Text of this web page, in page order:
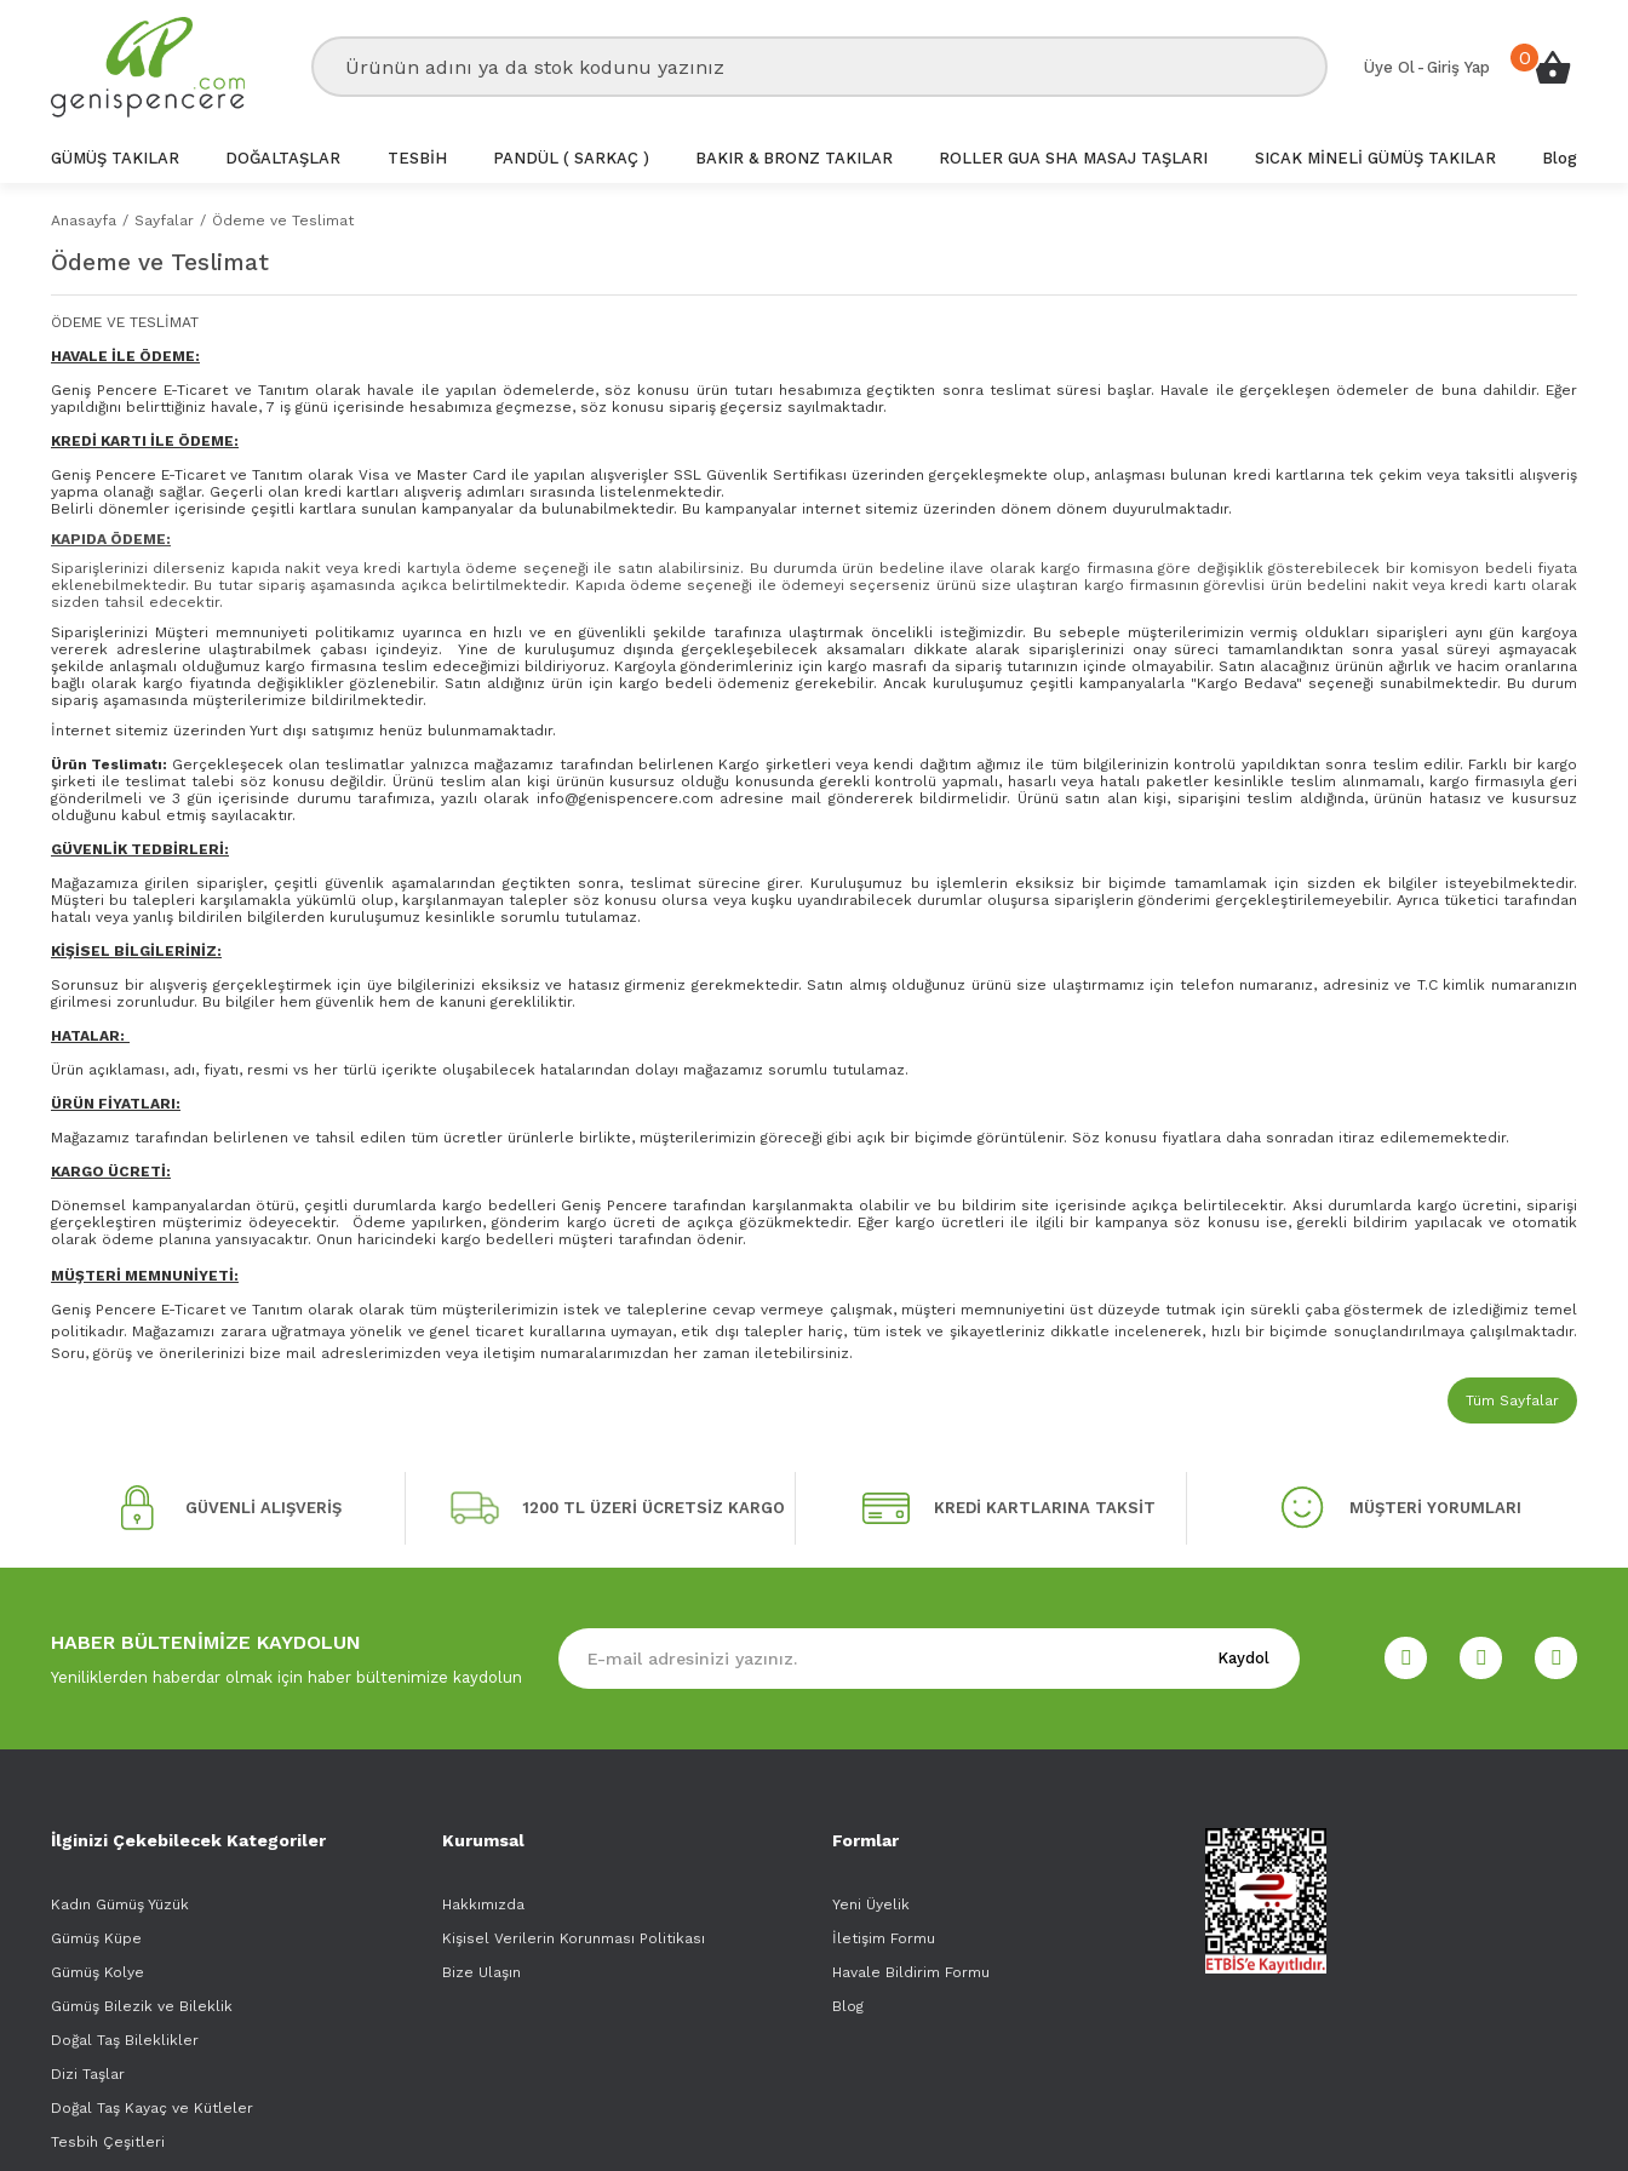
Üye Ol - Giriş Yap 0
GÜMÜŞ TAKILAR DOĞALTAŞLAR TESBİH PANDÜL ( SARKAÇ ) BAKIR & BRONZ TAKILAR ROLLER GUA SHA MASAJ TAŞLARI SICAK MİNELİ GÜMÜŞ TAKILAR Blog
Anasayfa Sayfalar Ödeme ve Teslimat
Ödeme ve Teslimat
ÖDEME VE TESLİMAT
HAVALE İLE ÖDEME:
Geniş Pencere E-Ticaret ve Tanıtım olarak havale ile yapılan ödemelerde, söz konusu ürün tutarı hesabımıza geçtikten sonra teslimat süresi başlar. Havale ile gerçekleşen ödemeler de buna dahildir. Eğer
yapıldığını belirttiğiniz havale, 7 iş günü içerisinde hesabımıza geçmezse, söz konusu sipariş geçersiz sayılmaktadır.
KREDİ KARTI İLE ÖDEME:
Geniş Pencere E-Ticaret ve Tanıtım olarak Visa ve Master Card ile yapılan alışverişler SSL Güvenlik Sertifikası üzerinden gerçekleşmekte olup, anlaşması bulunan kredi kartlarına tek çekim veya taksitli alışveriş
yapma olanağı sağlar. Geçerli olan kredi kartları alışveriş adımları sırasında listelenmektedir.
Belirli dönemler içerisinde çeşitli kartlara sunulan kampanyalar da bulunabilmektedir. Bu kampanyalar internet sitemiz üzerinden dönem dönem duyurulmaktadır.
KAPIDA ÖDEME:
Siparişlerinizi dilerseniz kapıda nakit veya kredi kartıyla ödeme seçeneği ile satın alabilirsiniz. Bu durumda ürün bedeline ilave olarak kargo firmasına göre değişiklik gösterebilecek bir komisyon bedeli fiyata
eklenebilmektedir. Bu tutar sipariş aşamasında açıkca belirtilmektedir. Kapıda ödeme seçeneği ile ödemeyi seçerseniz ürünü size ulaştıran kargo firmasının görevlisi ürün bedelini nakit veya kredi kartı olarak
sizden tahsil edecektir.
Siparişlerinizi Müşteri memnuniyeti politikamız uyarınca en hızlı ve en güvenlikli şekilde tarafınıza ulaştırmak öncelikli isteğimizdir. Bu sebeple müşterilerimizin vermiş oldukları siparişleri aynı gün kargoya
vererek adreslerine ulaştırabilmek çabası içindeyiz. Yine de kuruluşumuz dışında gerçekleşebilecek aksamaları dikkate alarak siparişlerinizi onay süreci tamamlandıktan sonra yasal süreyi aşmayacak
şekilde anlaşmalı olduğumuz kargo firmasına teslim edeceğimizi bildiriyoruz. Kargoyla gönderimleriniz için kargo masrafı da sipariş tutarınızın içinde olmayabilir. Satın alacağınız ürünün ağırlık ve hacim oranlarına
bağlı olarak kargo fiyatında değişiklikler gözlenebilir. Satın aldığınız ürün için kargo bedeli ödemeniz gerekebilir. Ancak kuruluşumuz çeşitli kampanyalarla "Kargo Bedava" seçeneği sunabilmektedir. Bu durum
sipariş aşamasında müşterilerimize bildirilmektedir.
İnternet sitemiz üzerinden Yurt dışı satışımız henüz bulunmamaktadır.
Ürün Teslimatı: Gerçekleşecek olan teslimatlar yalnızca mağazamız tarafından belirlenen Kargo şirketleri veya kendi dağıtım ağımız ile tüm bilgilerinizin kontrolü yapıldıktan sonra teslim edilir. Farklı bir kargo
şirketi ile teslimat talebi söz konusu değildir. Ürünü teslim alan kişi ürünün kusursuz olduğu konusunda gerekli kontrolü yapmalı, hasarlı veya hatalı paketler kesinlikle teslim alınmamalı, kargo firmasıyla geri
gönderilmeli ve 3 gün içerisinde durumu tarafımıza, yazılı olarak info@genispencere.com adresine mail göndererek bildirmelidir. Ürünü satın alan kişi, siparişini teslim aldığında, ürünün hatasız ve kusursuz
olduğunu kabul etmiş sayılacaktır.
GÜVENLİK TEDBİRLERİ:
Mağazamıza girilen siparişler, çeşitli güvenlik aşamalarından geçtikten sonra, teslimat sürecine girer. Kuruluşumuz bu işlemlerin eksiksiz bir biçimde tamamlamak için sizden ek bilgiler isteyebilmektedir.
Müşteri bu talepleri karşılamakla yükümlü olup, karşılanmayan talepler söz konusu olursa veya kuşku uyandırabilecek durumlar oluşursa siparişlerin gönderimi gerçekleştirilemeyebilir. Ayrıca tüketici tarafından
hatalı veya yanlış bildirilen bilgilerden kuruluşumuz kesinlikle sorumlu tutulamaz.
KİŞİSEL BİLGİLERİNİZ:
Sorunsuz bir alışveriş gerçekleştirmek için üye bilgilerinizi eksiksiz ve hatasız girmeniz gerekmektedir. Satın almış olduğunuz ürünü size ulaştırmamız için telefon numaranız, adresiniz ve T.C kimlik numaranızın
girilmesi zorunludur. Bu bilgiler hem güvenlik hem de kanuni gerekliliktir.
HATALAR:
Ürün açıklaması, adı, fiyatı, resmi vs her türlü içerikte oluşabilecek hatalarından dolayı mağazamız sorumlu tutulamaz.
ÜRÜN FİYATLARI:
Mağazamız tarafından belirlenen ve tahsil edilen tüm ücretler ürünlerle birlikte, müşterilerimizin göreceği gibi açık bir biçimde görüntülenir. Söz konusu fiyatlara daha sonradan itiraz edilememektedir.
KARGO ÜCRETİ:
Dönemsel kampanyalardan ötürü, çeşitli durumlarda kargo bedelleri Geniş Pencere tarafından karşılanmakta olabilir ve bu bildirim site içerisinde açıkça belirtilecektir. Aksi durumlarda kargo ücretini, siparişi
gerçekleştiren müşterimiz ödeyecektir. Ödeme yapılırken, gönderim kargo ücreti de açıkça gözükmektedir. Eğer kargo ücretleri ile ilgili bir kampanya söz konusu ise, gerekli bildirim yapılacak ve otomatik
olarak ödeme planına yansıyacaktır. Onun haricindeki kargo bedelleri müşteri tarafından ödenir.
MÜŞTERİ MEMNUNİYETİ:
Geniş Pencere E-Ticaret ve Tanıtım olarak olarak tüm müşterilerimizin istek ve taleplerine cevap vermeye çalışmak, müşteri memnuniyetini üst düzeyde tutmak için sürekli çaba göstermek de izlediğimiz temel
politikadır. Mağazamızı zarara uğratmaya yönelik ve genel ticaret kurallarına uymayan, etik dışı talepler hariç, tüm istek ve şikayetleriniz dikkatle incelenerek, hızlı bir biçimde sonuçlandırılmaya çalışılmaktadır.
Soru, görüş ve önerilerinizi bize mail adreslerimizden veya iletişim numaralarımızdan her zaman iletebilirsiniz.
Tüm Sayfalar
GÜVENLİ ALIŞVERİŞ 1200 TL ÜZERİ ÜCRETSİZ KARGO KREDİ KARTLARINA TAKSİT MÜŞTERİ YORUMLARI
HABER BÜLTENİMİZE KAYDOLUN
Yeniliklerden haberdar olmak için haber bültenimize kaydolun
Kaydol
İlginizi Çekebilecek Kategoriler
Kadın Gümüş Yüzük
Gümüş Küpe
Gümüş Kolye
Gümüş Bilezik ve Bileklik
Doğal Taş Bileklikler
Dizi Taşlar
Doğal Taş Kayaç ve Kütleler
Tesbih Çeşitleri
Kurumsal
Hakkımızda
Kişisel Verilerin Korunması Politikası
Bize Ulaşın
Formlar
Yeni Üyelik
İletişim Formu
Havale Bildirim Formu
Blog